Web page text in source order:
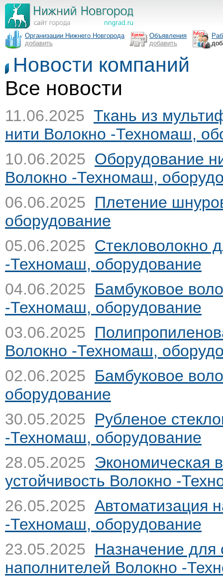
Организации Нижнего Новгорода
добавить
Объявления
добавить
Новости компаний
Все новости
11.06.2025 Ткань из
нити Волокно -Техномаш,
10.06.2025 Оборудование
Волокно -Техномаш,
06.06.2025 Плетение
оборудование
05.06.2025 Стекловолокно
-Техномаш, оборудование
04.06.2025 Бамбуковое
-Техномаш, оборудование
03.06.2025
Волокно -Техномаш,
02.06.2025 Бамбуковое
оборудование
30.05.2025 Рубленое
-Техномаш, оборудование
28.05.2025 Экономическая
устойчивость Волокно -
26.05.2025 Автоматизация
-Техномаш, оборудование
23.05.2025 Назначение для
наполнителей Волокно -